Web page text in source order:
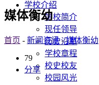
学校介绍
学校简介
现任领导
历史沿革
学校章程
校史校友
校园风光
媒体衡幼
首页 - 新闻资讯-媒体衡幼
79
分享